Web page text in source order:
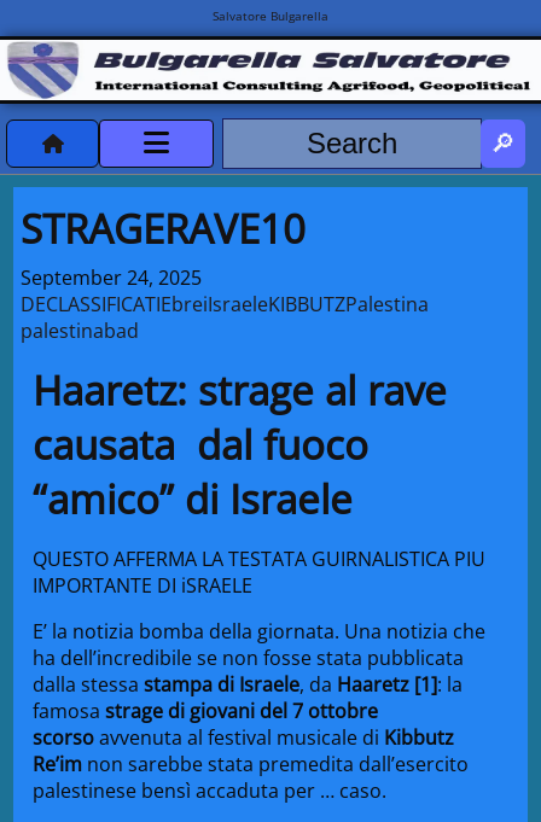
Salvatore Bulgarella
DeclassificatiNC
Turismo Progetti
Projects Missions
STRAGERAVE10
September 24, 2025
DECLASSIFICATIEbreiIsraeleKIBBUTZPalestina
palestinabad
Haaretz: strage al rave
causata dal fuoco
“amico” di Israele
QUESTO AFFERMA LA TESTATA GUIRNALISTICA PIU
IMPORTANTE DI iSRAELE
E’ la notizia bomba della giornata. Una notizia che
ha dell’incredibile se non fosse stata pubblicata
dalla stessastampa di Israele, da Haaretz [1]: la
famosa strage di giovani del 7 ottobre
scorsoavvenuta al festival musicale di Kibbutz
Re’im non sarebbe stata premedita dall’esercito
palestinese bensì accaduta per … caso.